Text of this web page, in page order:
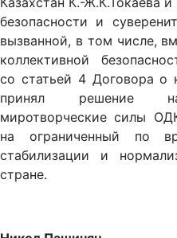
безопасности и
вызванной, в том числе,
коллективной
со статьей 4 Договора о
принял решение
миротворческие силы
на ограниченный по
стабилизации и
стране.